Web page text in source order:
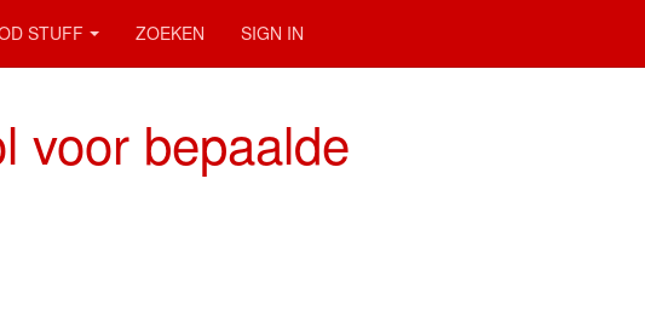
STUFF ZOEKEN SIGN IN
voor bepaalde